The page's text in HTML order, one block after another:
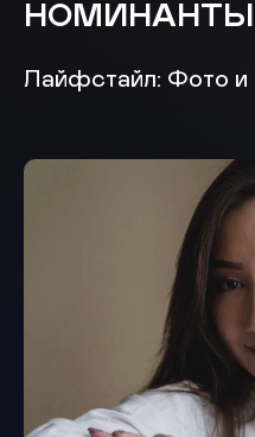
НОМИНАНТЫ
Лайфстайл: Фото и